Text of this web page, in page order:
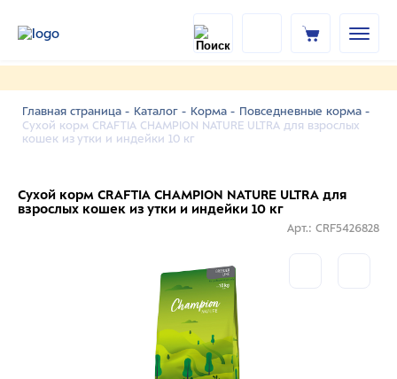
Главная страница - Каталог - Корма - Повседневные корма -
Сухой корм CRAFTIA CHAMPION NATURE ULTRA для взрослых
кошек из утки и индейки 10 кг
Сухой корм CRAFTIA CHAMPION NATURE ULTRA для
взрослых кошек из утки и индейки 10 кг
Арт.: CRF5426828